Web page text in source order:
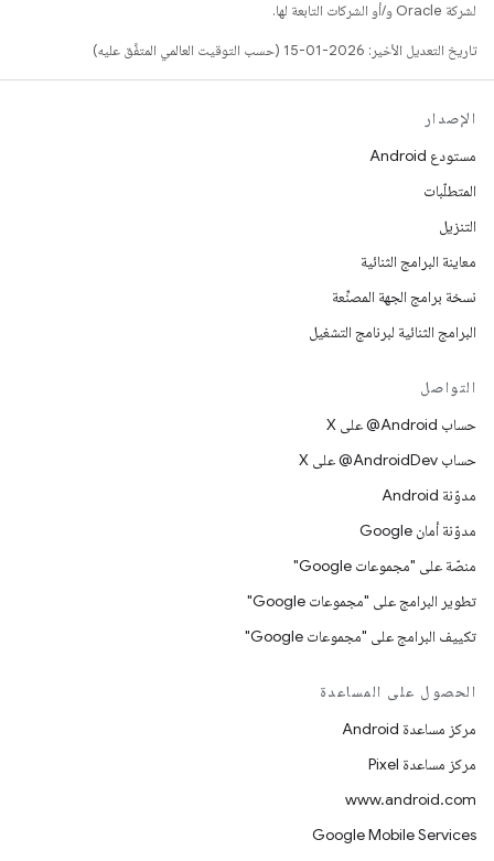
لشركة Oracle و/أو الشركات التابعة لها.
تاريخ التعديل الأخير: 2026-01-15 (حسب التوقيت العالمي المتفَّق عليه)
الإصدار
مستودع Android
المتطلّبات
التنزيل
معاينة البرامج الثنائية
نسخة برامج الجهة المصنِّعة
البرامج الثنائية لبرنامج التشغيل
التواصل
حساب ‎@Android على X
حساب ‎@AndroidDev على X
مدوّنة Android
مدوّنة أمان Google
منصّة على "مجموعات Google"
تطوير البرامج على "مجموعات Google"
تكييف البرامج على "مجموعات Google"
الحصول على المساعدة
مركز مساعدة Android
مركز مساعدة Pixel
www.android.com
Google Mobile Services